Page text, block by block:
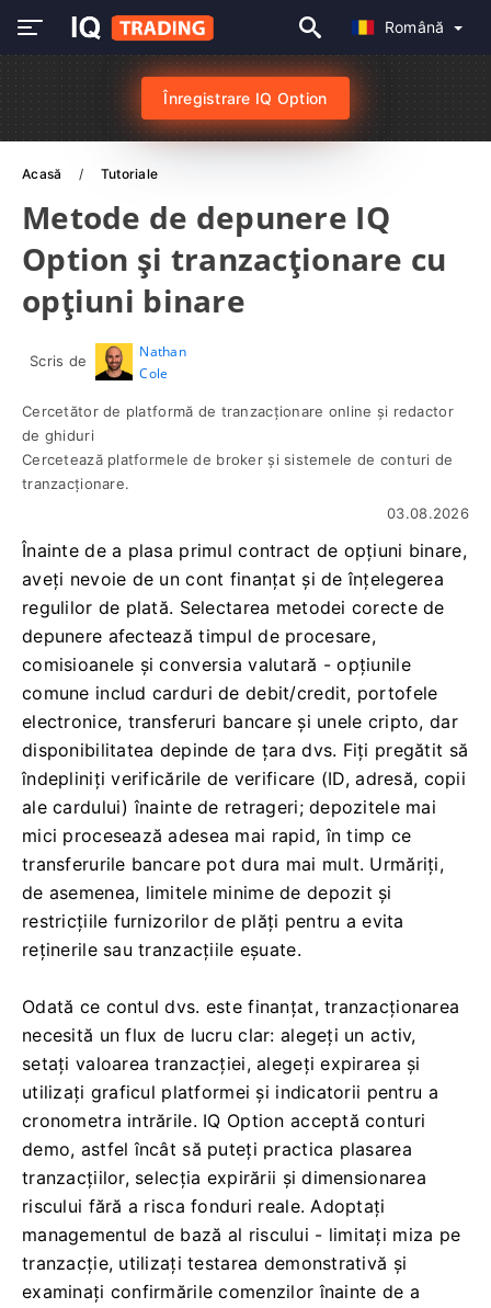
Română
Înregistrare IQ Option
Acasă Tutoriale
Metode de depunere IQ
Option și tranzacționare cu
opțiuni binare
Scris de
Nathan
Cole
Cercetător de platformă de tranzacționare online și redactor
de ghiduri
Cercetează platformele de broker și sistemele de conturi de
tranzacționare.
03.08.2026
Înainte de a plasa primul contract de opțiuni binare,
aveți nevoie de un cont finanțat și de înțelegerea
regulilor de plată. Selectarea metodei corecte de
depunere afectează timpul de procesare,
comisioanele și conversia valutară - opțiunile
comune includ carduri de debit/credit, portofele
electronice, transferuri bancare și unele cripto, dar
disponibilitatea depinde de țara dvs. Fiți pregătit să
îndepliniți verificările de verificare (ID, adresă, copii
ale cardului) înainte de retrageri; depozitele mai
mici procesează adesea mai rapid, în timp ce
transferurile bancare pot dura mai mult. Urmăriți,
de asemenea, limitele minime de depozit și
restricțiile furnizorilor de plăți pentru a evita
reținerile sau tranzacțiile eșuate.
Odată ce contul dvs. este finanțat, tranzacționarea
necesită un flux de lucru clar: alegeți un activ,
setați valoarea tranzacției, alegeți expirarea și
utilizați graficul platformei și indicatorii pentru a
cronometra intrările. IQ Option acceptă conturi
demo, astfel încât să puteți practica plasarea
tranzacțiilor, selecția expirării și dimensionarea
riscului fără a risca fonduri reale. Adoptați
managementul de bază al riscului - limitați miza pe
tranzacție, utilizați testarea demonstrativă și
examinați confirmările comenzilor înainte de a